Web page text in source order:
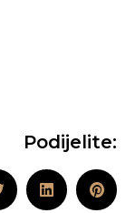
Podijelite: